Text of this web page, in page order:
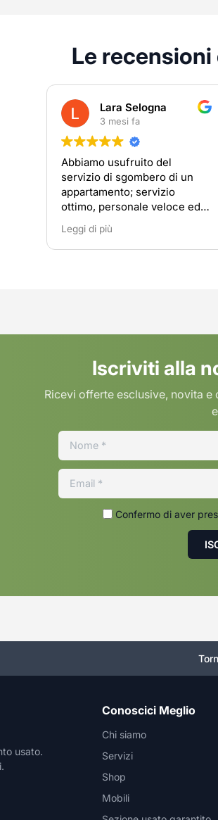
Le
Lara Selogna
3 mesi fa
Abbiamo usufruito del
servizio di sgombero di un
appartamento; servizio
ottimo, personale veloce ed
rivolgersi a loro in caso di
necessità.
Leggi di più
Iscriviti alla
Ricevi offerte esclusive, novita
Confermo di aver
usato.
Conoscici Meglio
Chi siamo
Servizi
Shop
Mobili